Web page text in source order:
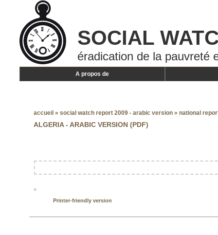
SOCIAL
éradication de la pauvreté
A propos de
accueil » social watch report 2009 - arabic version » national
ALGERIA - ARABIC VERSION (PDF)
»
Printer-friendly version